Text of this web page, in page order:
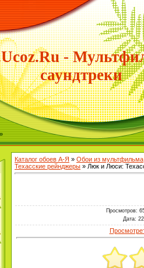
-
саундтреки
Каталог обоев А-Я » Обои из мультфильма
Техасские рейнджеры » Люк и Люси:
Просмотров:
Дата: